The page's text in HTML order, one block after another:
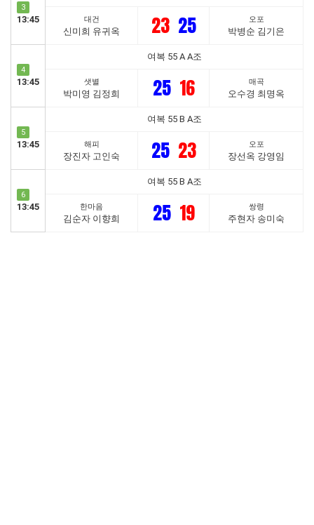
3
13:45 대건
신미희 유귀옥 23 25 오포
박병순 김기은
4
13:45
여복 55 A A조
샛별
박미영 김정희 25 16 매곡
오수경 최명옥
5
13:45
여복 55 B A조
해피
장진자 고인숙 25 23 오포
장선옥 강영임
6
13:45
여복 55 B A조
한마음
김순자 이향희 25 19 쌍령
주현자 송미숙